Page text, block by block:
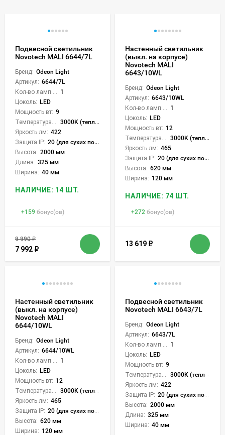
Подвесной светильник
Novotech MALI 6644/7L
Бренд: Odeon Light
Артикул: 6644/7L
1
Цоколь: LED
Мощность вт: 9
3000K (теплый)
Яркость лм: 422
Защита IP: 20 (для сухих пом.)
Высота: 2000 мм
Длина: 325 мм
Ширина: 40 мм
НАЛИЧИЕ: 14 ШТ.
+159 бонус(ов)
9 990₽
7 992 ₽
Настенный светильник
(выкл. на корпусе)
Novotech MALI
6643/10WL
Бренд: Odeon Light
Артикул: 6643/10WL
1
Цоколь: LED
Мощность вт: 12
3000K (теплый)
Яркость лм: 465
Защита IP: 20 (для сухих пом.)
Высота: 620 мм
Ширина: 120 мм
НАЛИЧИЕ: 74 ШТ.
+272 бонус(ов)
13 619 ₽
Настенный светильник
(выкл. на корпусе)
Novotech MALI
6644/10WL
Бренд: Odeon Light
Артикул: 6644/10WL
1
Цоколь: LED
Мощность вт: 12
3000K (теплый)
Яркость лм: 465
Защита IP: 20 (для сухих пом.)
Высота: 620 мм
Ширина: 120 мм
Подвесной светильник
Novotech MALI 6643/7L
Бренд: Odeon Light
Артикул: 6643/7L
1
Цоколь: LED
Мощность вт: 9
3000K (теплый)
Яркость лм: 422
Защита IP: 20 (для сухих пом.)
Высота: 2000 мм
Длина: 325 мм
Ширина: 40 мм